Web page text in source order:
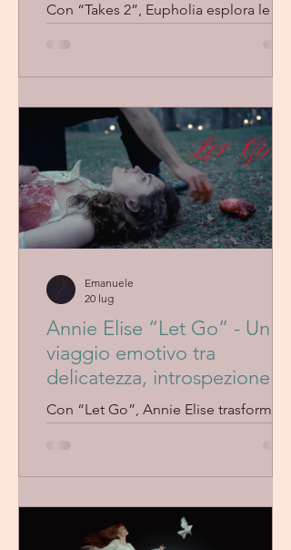
Con “Takes 2”, Eupholia esplora le
malinconiche, produzioni stratificate e
conferma la visione personale e
indipendente del progetto.
Annie Elise “Let Go” - Un
viaggio emotivo tra
delicatezza, introspezione e
sperimentazione sonora
Con “Let Go”, Annie Elise trasforma
arrangiamenti raffinati, sensibilità pop
conferma una visione musicale
personale e multisensoriale
Emanuele
20 lug